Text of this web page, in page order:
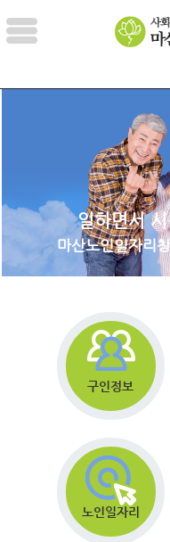
일하면서
마산노인일자리
구인정보
노인일자리